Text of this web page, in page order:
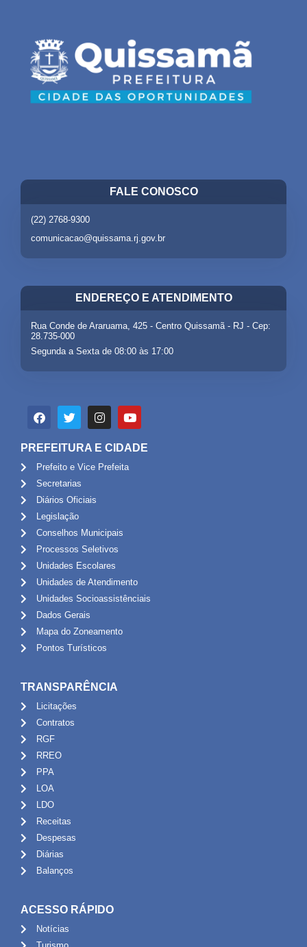
FALE CONOSCO
(22) 2768-9300
comunicacao@quissama.rj.gov.br
ENDEREÇO E ATENDIMENTO
Rua Conde de Araruama, 425 - Centro Quissamã - RJ - Cep:
28.735-000
Segunda a Sexta de 08:00 às 17:00
PREFEITURA E CIDADE
Prefeito e Vice Prefeita
Secretarias
Diários Oficiais
Legislação
Conselhos Municipais
Processos Seletivos
Unidades Escolares
Unidades de Atendimento
Unidades Socioassistênciais
Dados Gerais
Mapa do Zoneamento
Pontos Turísticos
TRANSPARÊNCIA
Licitações
Contratos
RGF
RREO
PPA
LOA
LDO
Receitas
Despesas
Diárias
Balanços
ACESSO RÁPIDO
Notícias